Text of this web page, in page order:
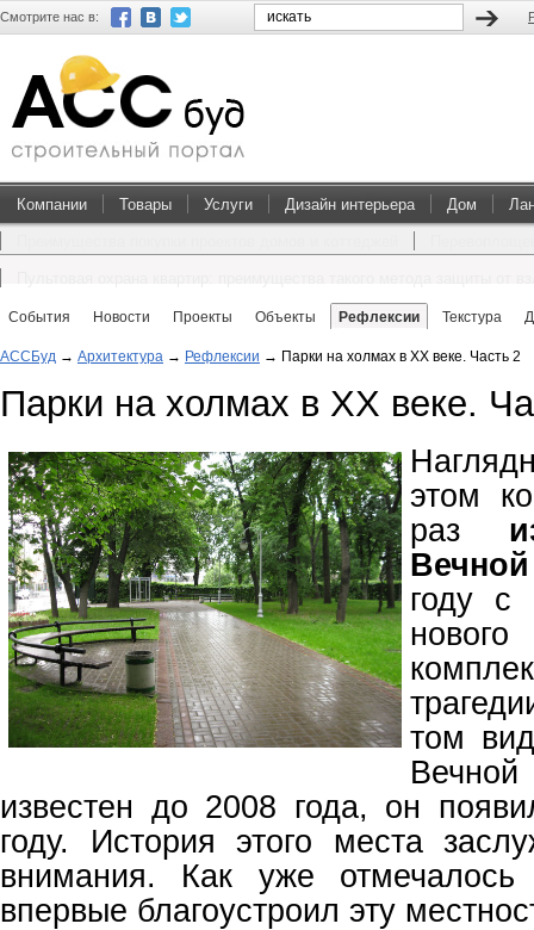
Смотрите нас в:
Компании Товары Услуги Дизайн интерьера Дом
События Новости Проекты Объекты Рефлексии Текстура
АССБуд → Архитектура → Рефлексии → Парки на холмах в ХХ веке. Часть 2
Парки на холмах в ХХ веке.
этом
раз
году с
том
известен до 2008 года, он
году. История этого места
внимания. Как уже
впервые благоустроил эту